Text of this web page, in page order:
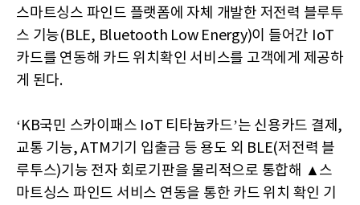
스마트싱스 파인드 플랫폼에 자체 개발한 저전력 블루투
스 기능(BLE, Bluetooth Low Energy)이 들어간 IoT
카드를 연동해 카드 위치확인 서비스를 고객에게 제공하
게 된다.
‘KB국민 스카이패스 IoT 티타늄카드’는 신용카드 결제,
교통 기능, ATM기기 입출금 등 용도 외 BLE(저전력 블
루투스)기능 전자 회로기판을 물리적으로 통합해 ▲스
마트싱스 파인드 서비스 연동을 통한 카드 위치 확인 기